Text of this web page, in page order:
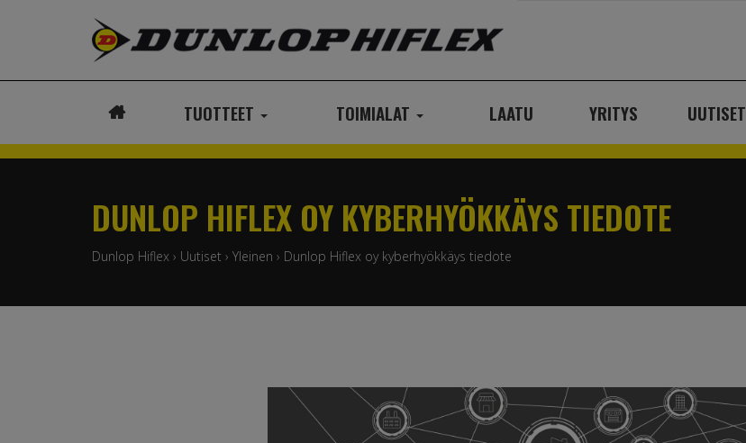
TUOTTEET TOIMIALAT LAATU YRITYS UUTISET
DUNLOP HIFLEX OY KYBERHYÖKKÄYS TIEDOTE
Dunlop Hiflex › Uutiset › Yleinen › Dunlop Hiflex oy kyberhyökkäys tiedote